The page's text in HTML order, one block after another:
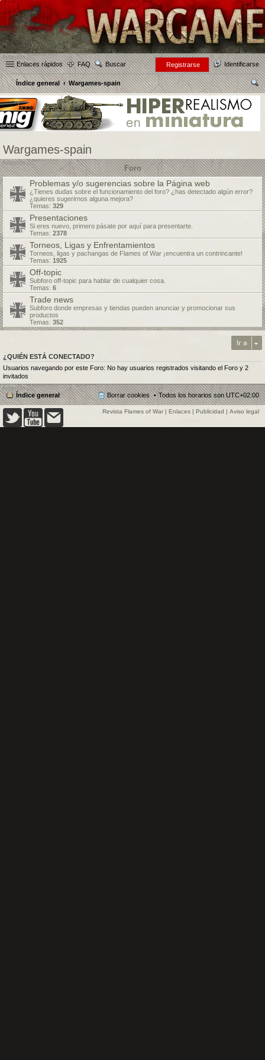
Enlaces rápidos FAQ Buscar Identificarse
Registrarse
Índice general
Wargames-spain
us
Wargames-spain
Foro
Problemas y/o sugerencias sobre la Página web
¿Tienes dudas sobre el funcionamiento del foro? ¿has detectado algún error?
¿quieres sugerirnos alguna mejora?
Temas: 329
Presentaciones
Si eres nuevo, primero pásate por aquí para presentarte.
Temas: 2378
Torneos, Ligas y Enfrentamientos
Torneos, ligas y pachangas de Flames of War ¡encuentra un contrincante!
Temas: 1925
Off-topic
Subforo off-topic para hablar de cualquier cosa.
Temas: 6
Trade news
Subforo donde empresas y tiendas pueden anunciar y promocionar sus
productos
Temas: 352
Ir a
¿QUIÉN ESTÁ CONECTADO?
Usuarios navegando por este Foro: No hay usuarios registrados visitando el Foro y 2
invitados
Índice general Todos los horarios sonUTC+02:00
Borrar cookies
Revista Flames of War | Enlaces | Publicidad | Aviso legal